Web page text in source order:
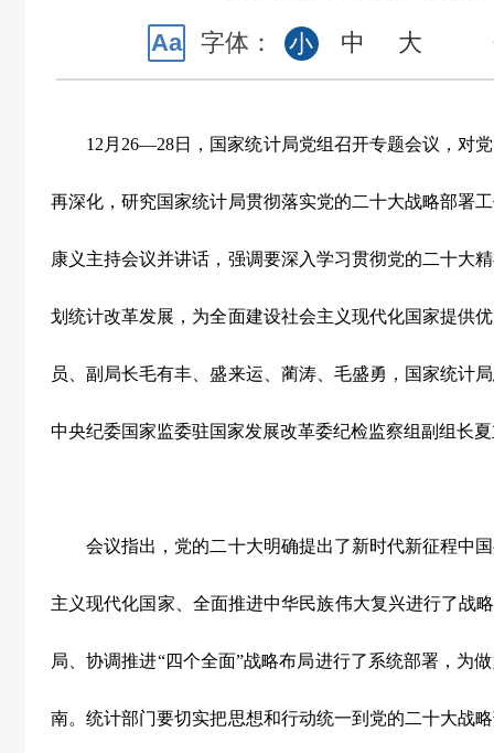
Aa 字体： 小 中 大
12月26—28日，国家统计局党组召开专题会议，对
再深化，研究国家统计局贯彻落实党的二十大战略部署
康义主持会议并讲话，强调要深入学习贯彻党的二十大
划统计改革发展，为全面建设社会主义现代化国家提供
员、副局长毛有丰、盛来运、蔺涛、毛盛勇，国家统计
中央纪委国家监委驻国家发展改革委纪检监察组副组长
会议指出，党的二十大明确提出了新时代新征程中
主义现代化国家、全面推进中华民族伟大复兴进行了战
局、协调推进“四个全面”战略布局进行了系统部署，为
南。统计部门要切实把思想和行动统一到党的二十大战